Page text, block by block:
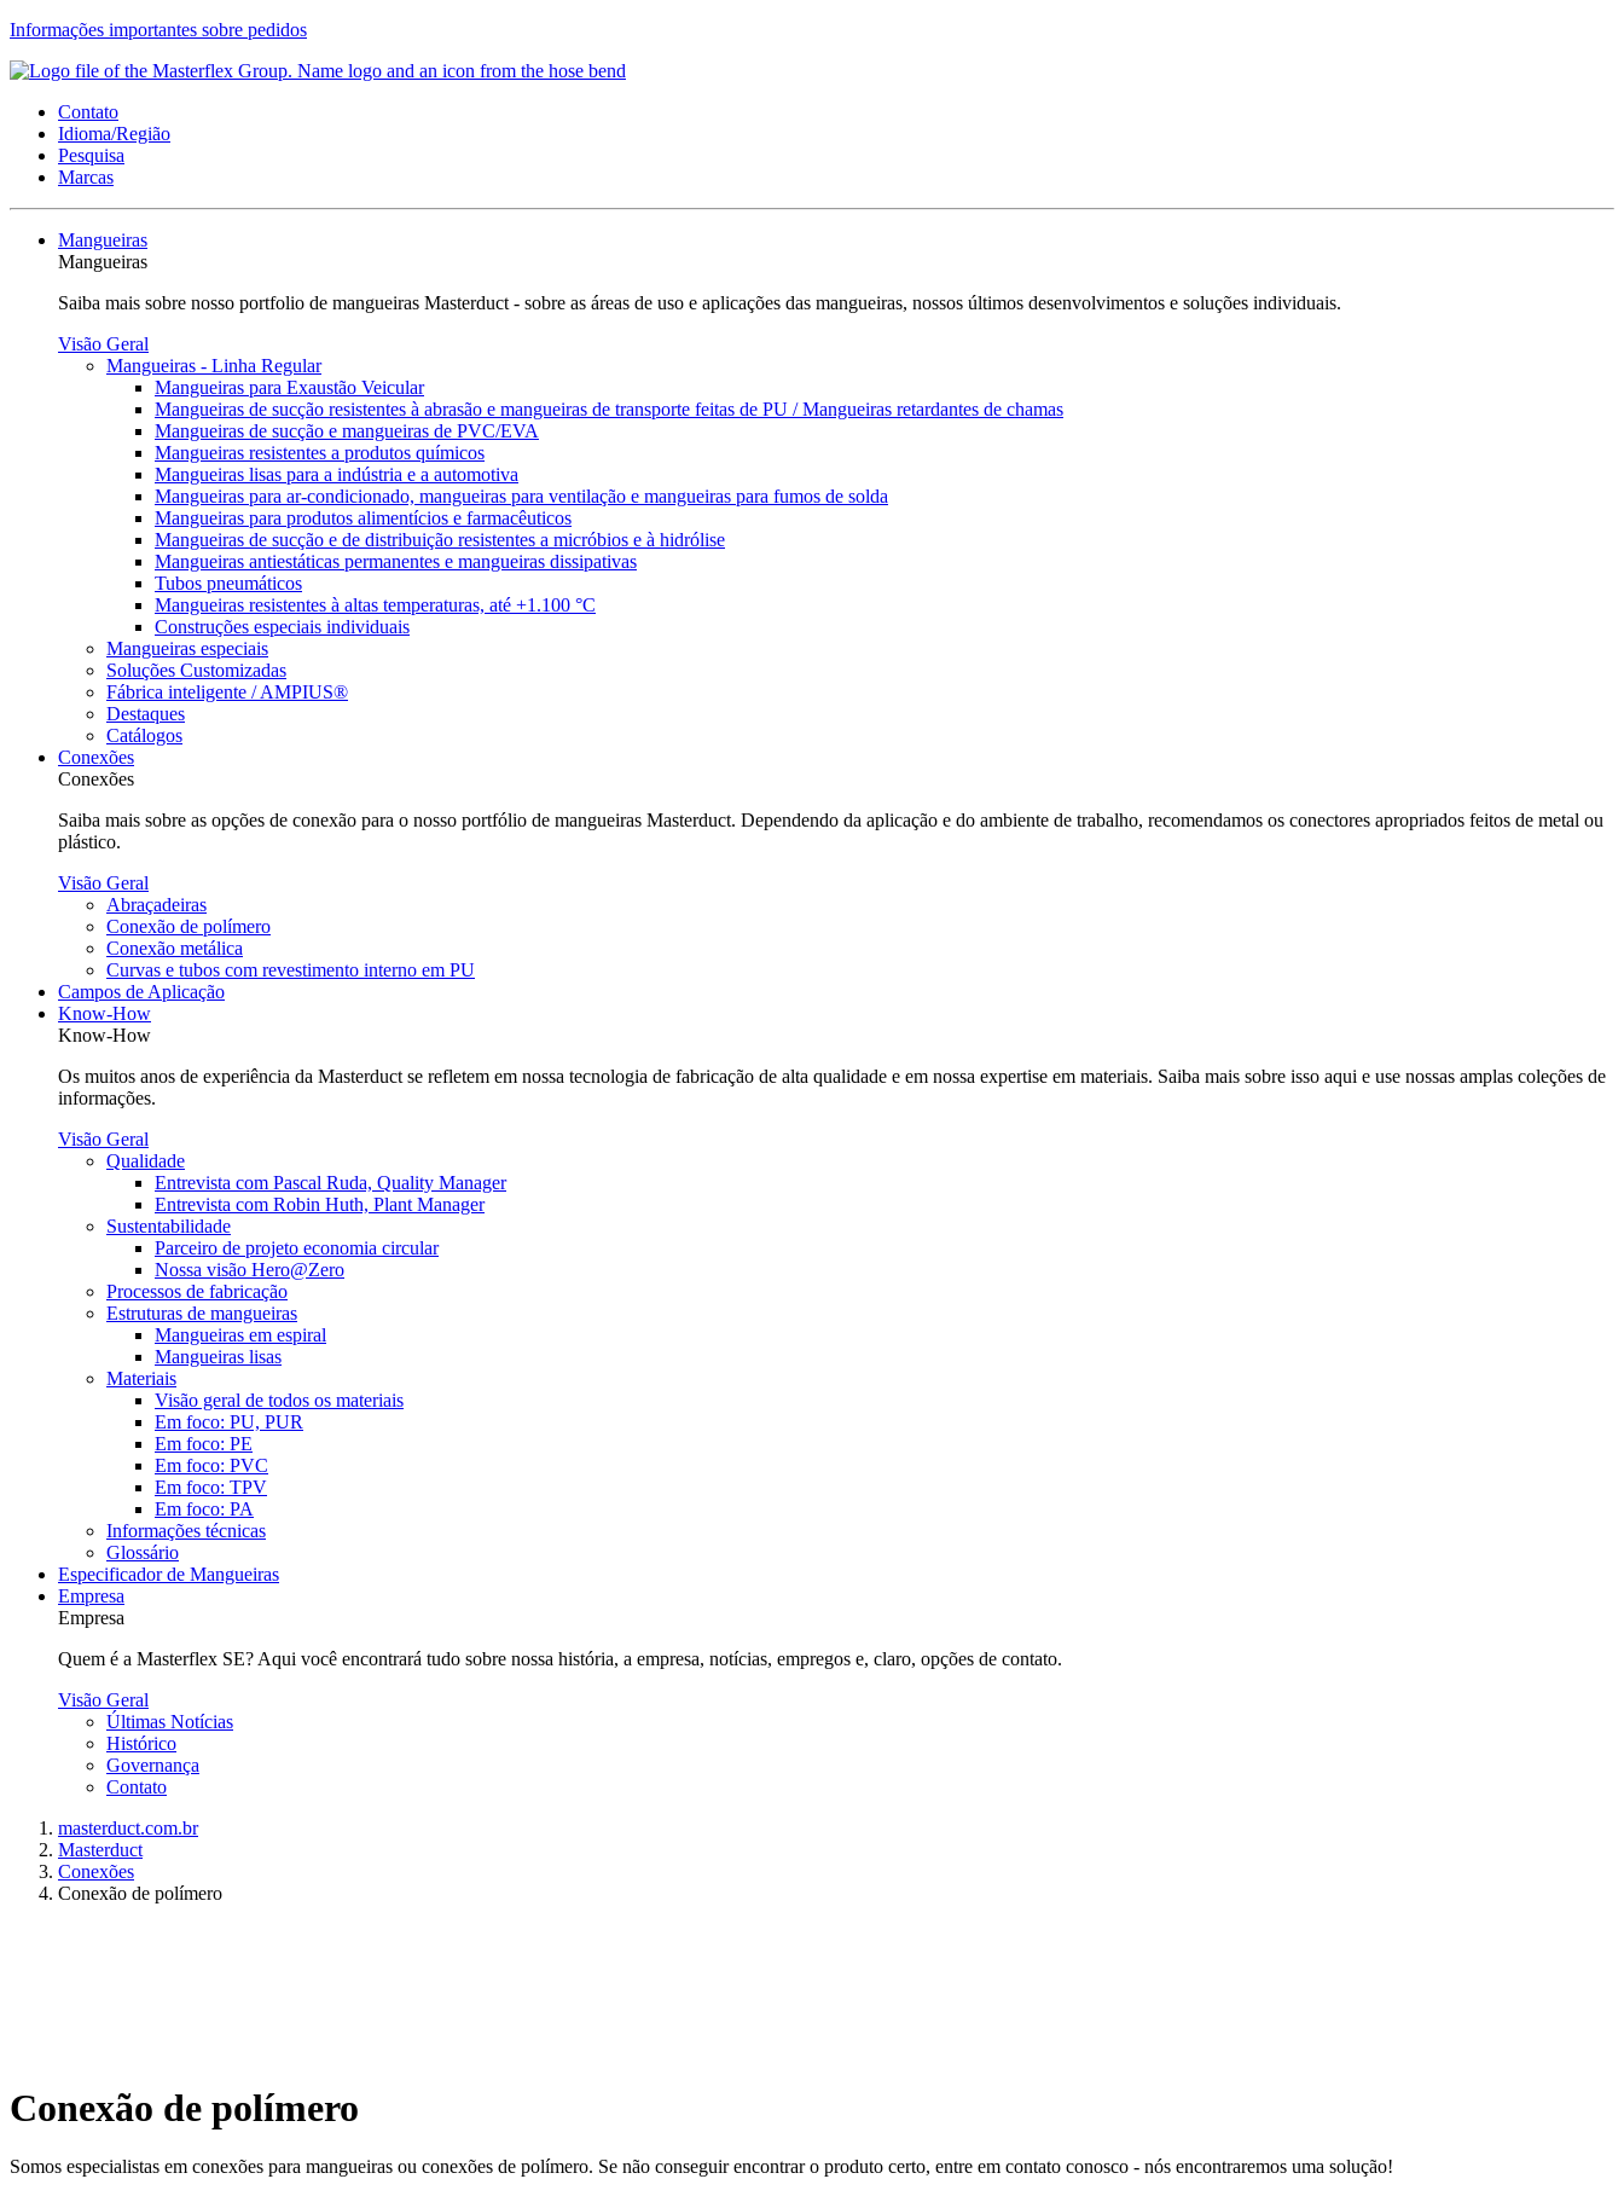
Informações importantes sobre pedidos
Contato
Idioma/Região
Pesquisa
Marcas
Mangueiras
Mangueiras
Saiba mais sobre nosso portfolio de mangueiras Masterduct - sobre as áreas de uso e aplicações das mangueiras, nossos últimos desenvolvimentos e soluções individuais.
Visão Geral
Mangueiras - Linha Regular
Mangueiras para Exaustão Veicular
Mangueiras de sucção resistentes à abrasão e mangueiras de transporte feitas de PU / Mangueiras retardantes de chamas
Mangueiras de sucção e mangueiras de PVC/EVA
Mangueiras resistentes a produtos químicos
Mangueiras lisas para a indústria e a automotiva
Mangueiras para ar-condicionado, mangueiras para ventilação e mangueiras para fumos de solda
Mangueiras para produtos alimentícios e farmacêuticos
Mangueiras de sucção e de distribuição resistentes a micróbios e à hidrólise
Mangueiras antiestáticas permanentes e mangueiras dissipativas
Tubos pneumáticos
Mangueiras resistentes à altas temperaturas, até +1.100 °C
Construções especiais individuais
Mangueiras especiais
Soluções Customizadas
Fábrica inteligente / AMPIUS®
Destaques
Catálogos
Conexões
Conexões
Saiba mais sobre as opções de conexão para o nosso portfólio de mangueiras Masterduct. Dependendo da aplicação e do ambiente de trabalho, recomendamos os conectores apropriados feitos de metal ou
plástico.
Visão Geral
Abraçadeiras
Conexão de polímero
Conexão metálica
Curvas e tubos com revestimento interno em PU
Campos de Aplicação
Know-How
Know-How
Os muitos anos de experiência da Masterduct se refletem em nossa tecnologia de fabricação de alta qualidade e em nossa expertise em materiais. Saiba mais sobre isso aqui e use nossas amplas coleções de
informações.
Visão Geral
Qualidade
Entrevista com Pascal Ruda, Quality Manager
Entrevista com Robin Huth, Plant Manager
Sustentabilidade
Parceiro de projeto economia circular
Nossa visão Hero@Zero
Processos de fabricação
Estruturas de mangueiras
Mangueiras em espiral
Mangueiras lisas
Materiais
Visão geral de todos os materiais
Em foco: PU, PUR
Em foco: PE
Em foco: PVC
Em foco: TPV
Em foco: PA
Informações técnicas
Glossário
Especificador de Mangueiras
Empresa
Empresa
Quem é a Masterflex SE? Aqui você encontrará tudo sobre nossa história, a empresa, notícias, empregos e, claro, opções de contato.
Visão Geral
Últimas Notícias
Histórico
Governança
Contato
masterduct.com.br
Masterduct
Conexões
Conexão de polímero
Conexão de polímero
Somos especialistas em conexões para mangueiras ou conexões de polímero. Se não conseguir encontrar o produto certo, entre em contato conosco - nós encontraremos uma solução!